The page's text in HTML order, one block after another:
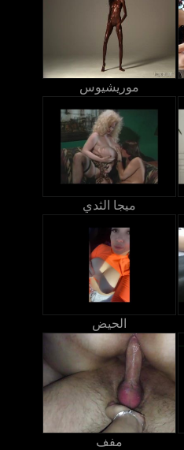
موريشيوس
ميجا الثدي
الحيض
مفف